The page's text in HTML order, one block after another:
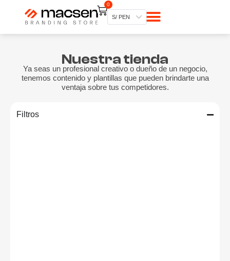
t
0
S/ PEN
Nuestra tienda
Ya seas un profesional creativo o dueño de un negocio,
tenemos contenido y plantillas que pueden brindarte una
ventaja sobre tus competidores.
Filtros